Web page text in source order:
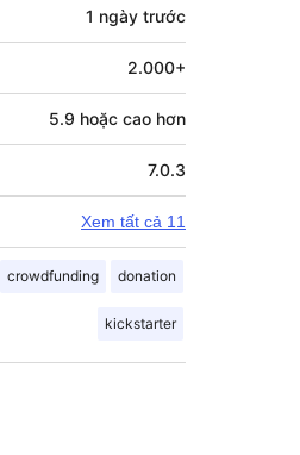
1 ngày trước
2.000+
5.9 hoặc cao hơn
7.0.3
Xem tất cả 11
crowdfunding donation
kickstarter